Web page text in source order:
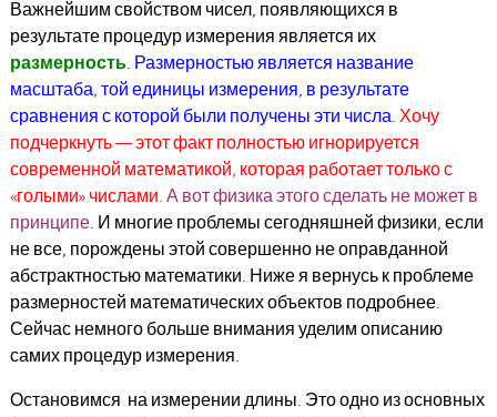
Важнейшим свойством чисел, появляющихся в
результате процедур измерения является их
размерность. Размерностью является название
масштаба, той единицы измерения, в результате
сравнения с которой были получены эти числа. Хочу
подчеркнуть — этот факт полностью игнорируется
современной математикой, которая работает только с
«голыми» числами. А вот физика этого сделать не может в
принципе. И многие проблемы сегодняшней физики, если
не все, порождены этой совершенно не оправданной
абстрактностью математики. Ниже я вернусь к проблеме
размерностей математических объектов подробнее.
Сейчас немного больше внимания уделим описанию
самих процедур измерения.
Остановимся на измерении длины. Это одно из основных